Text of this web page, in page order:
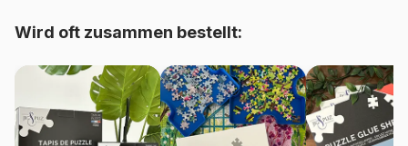
Artikelnummer Trefl-10978
EAN 5900511109788
Wird oft zusammen bestellt: